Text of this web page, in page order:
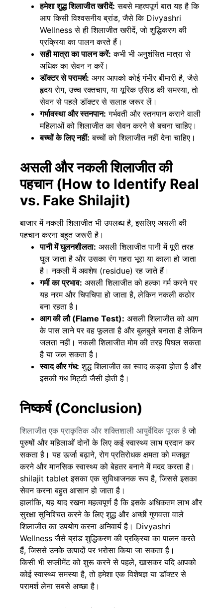
हमेशा शुद्ध शिलाजीत खरीदें: सबसे महत्वपूर्ण बात यह है कि
आप किसी विश्वसनीय ब्रांड, जैसे कि Divyashri
Wellness से ही शिलाजीत खरीदें, जो शुद्धिकरण की
प्रक्रिया का पालन करते हैं।
सही मात्रा का पालन करें: कभी भी अनुशंसित मात्रा से
अधिक का सेवन न करें।
डॉक्टर से परामर्श: अगर आपको कोई गंभीर बीमारी है, जैसे
हृदय रोग, उच्च रक्तचाप, या यूरिक एसिड की समस्या, तो
सेवन से पहले डॉक्टर से सलाह जरूर लें।
गर्भावस्था और स्तनपान: गर्भवती और स्तनपान कराने वाली
महिलाओं को शिलाजीत का सेवन करने से बचना चाहिए।
बच्चों के लिए नहीं: बच्चों को शिलाजीत नहीं देना चाहिए।
असली और नकली शिलाजीत की
पहचान (How to Identify Real
vs. Fake Shilajit)
बाजार में नकली शिलाजीत भी उपलब्ध है, इसलिए असली की
पहचान करना बहुत जरूरी है।
पानी में घुलनशीलता: असली शिलाजीत पानी में पूरी तरह
घुल जाता है और उसका रंग गहरा भूरा या काला हो जाता
है। नकली में अवशेष (residue) रह जाते हैं।
गर्मी का प्रभाव: असली शिलाजीत को हल्का गर्म करने पर
यह नरम और चिपचिपा हो जाता है, लेकिन नकली कठोर
बना रहता है।
आग की लौ (Flame Test): असली शिलाजीत को आग
के पास लाने पर वह फूलता है और बुलबुले बनाता है लेकिन
जलता नहीं। नकली शिलाजीत मोम की तरह पिघल सकता
है या जल सकता है।
स्वाद और गंध: शुद्ध शिलाजीत का स्वाद कड़वा होता है और
इसकी गंध मिट्टी जैसी होती है।
निष्कर्ष (Conclusion)
शिलाजीत एक प्राकृतिक और शक्तिशाली आयुर्वेदिक पूरक है जो
पुरुषों और महिलाओं दोनों के लिए कई स्वास्थ्य लाभ प्रदान कर
सकता है। यह ऊर्जा बढ़ाने, रोग प्रतिरोधक क्षमता को मजबूत
करने और मानसिक स्वास्थ्य को बेहतर बनाने में मदद करता है।
shilajit tablet इसका एक सुविधाजनक रूप है, जिससे इसका
सेवन करना बहुत आसान हो जाता है।
हालांकि, यह याद रखना महत्वपूर्ण है कि इसके अधिकतम लाभ और
सुरक्षा सुनिश्चित करने के लिए शुद्ध और अच्छी गुणवत्ता वाले
शिलाजीत का उपयोग करना अनिवार्य है। Divyashri
Wellness जैसे ब्रांड शुद्धिकरण की प्रक्रिया का पालन करते
हैं, जिससे उनके उत्पादों पर भरोसा किया जा सकता है।
किसी भी सप्लीमेंट को शुरू करने से पहले, खासकर यदि आपको
कोई स्वास्थ्य समस्या है, तो हमेशा एक विशेषज्ञ या डॉक्टर से
परामर्श लेना सबसे अच्छा है।